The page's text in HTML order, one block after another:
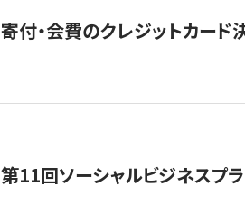
寄付・会費のクレジットカード
第11回ソーシャルビジネスプ